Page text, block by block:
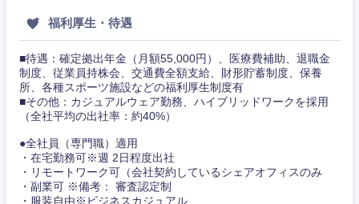
福利厚生・待遇
■待遇：確定拠出年金（月額55,000円）、医療費補助、退職金
制度、従業員持株会、交通費全額支給、財形貯蓄制度、保養
所、各種スポーツ施設などの福利厚生制度有
■その他：カジュアルウェア勤務、ハイブリッドワークを採用
（全社平均の出社率：約40%）
●全社員（専門職）適用
・在宅勤務可※週 2日程度出社
・リモートワーク可（会社契約しているシェアオフィスのみ
・副業可 ※備考： 審査認定制
・服装自由※ビジネスカジュアル
山梨県 長野県